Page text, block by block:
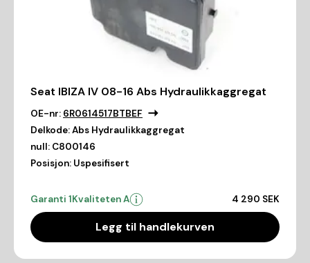
Seat IBIZA IV 08-16 Abs Hydraulikkaggregat
OE-nr: 6R0614517BTBEF
Delkode:Abs Hydraulikkaggregat
null: C800146
Posisjon: Uspesifisert
Garanti 1Kvaliteten A 4 290 SEK
Legg til handlekurven